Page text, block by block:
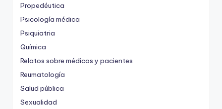
Propedéutica
Psicología médica
Psiquiatria
Química
Relatos sobre médicos y pacientes
Reumatología
Salud pública
Sexualidad